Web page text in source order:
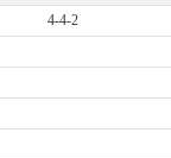
4-4-2